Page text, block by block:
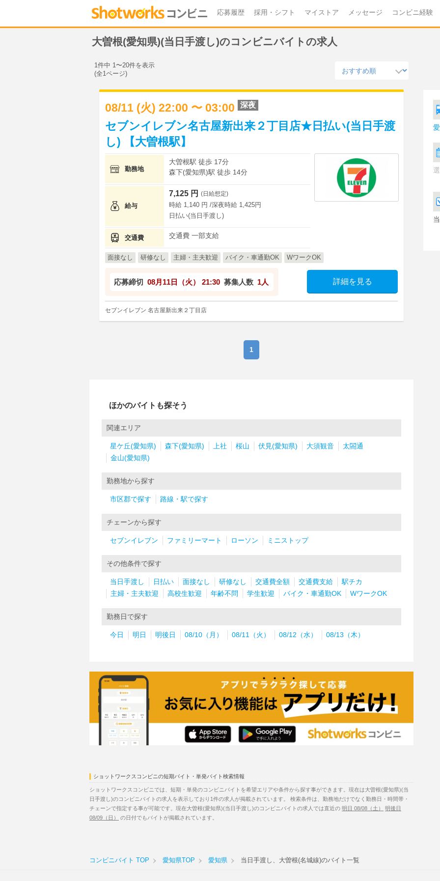
応募履歴 採用・シフト マイストア メッセージ コンビニ経験
大曽根(愛知県)(当日手渡し)のコンビニバイトの求人
1件中 1〜20件を表示
(全1ページ)
08/11 (火) 22:00 〜 03:00 深夜
セブンイレブン名古屋新出来２丁目店★日払い(当日手渡
し) 【大曽根駅】
勤務地
大曽根駅 徒歩 17分
森下(愛知県)駅 徒歩 14分
給与
7,125 円 (日給想定)
時給 1,140 円 /深夜時給 1,425円
日払い(当日手渡し)
交通費 交通費 一部支給
面接なし 研修なし 主婦・主夫歓迎 バイク・車通勤OK WワークOK
応募締切 08月11日（火） 21:30 募集人数 1人 詳細を見る
セブンイレブン 名古屋新出来２丁目店
1
ほかのバイトも探そう
関連エリア
星ケ丘(愛知県) 森下(愛知県) 上社 桜山 伏見(愛知県) 大須観音
太閤通
金山(愛知県)
勤務地から探す
市区郡で探す 路線・駅で探す
チェーンから探す
セブンイレブン ファミリーマート ローソン ミニストップ
その他条件で探す
当日手渡し 日払い 面接なし 研修なし 交通費全額 交通費支給
駅チカ
主婦・主夫歓迎
高校生歓迎 年齢不問 学生歓迎 バイク・車通勤OK WワークOK
勤務日で探す
今日 明日 明後日 08/10（月） 08/11（火） 08/12（水） 08/13（木）
ショットワークスコンビニの短期バイト・単発バイト検索情報
ショットワークスコンビニでは、短期・単発のコンビニバイトを希望エリアや条件から探す事ができます。現在は大曽根(愛知県)(当
日手渡し)のコンビニバイトの求人を表示しており1件の求人が掲載されています。 検索条件は、勤務地だけでなく勤務日・時間帯・
チェーンで指定する事が可能です。現在大曽根(愛知県)(当日手渡し)のコンビニバイトの求人では直近の 明日 08/08（土）
明後日
08/09（日）
の日付でもバイトが掲載されています。
コンビニバイト TOP 愛知県TOP 愛知県 当日手渡し、大曽根(名城線)のバイト一覧